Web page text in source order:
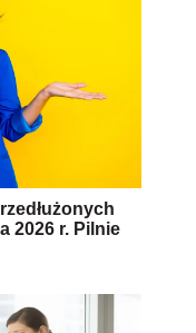
2026 r. Pilnie